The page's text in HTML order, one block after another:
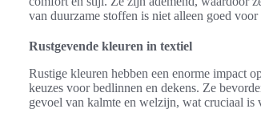
van duurzame stoffen is niet alleen goed
Rustgevende kleuren in textiel
Rustige kleuren hebben een enorme impact
keuzes voor bedlinnen en dekens. Ze
gevoel van kalmte en welzijn, wat cruciaal is